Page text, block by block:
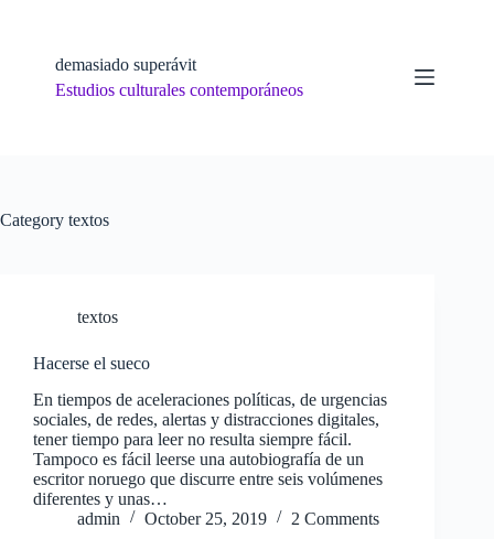
demasiado superávit
Estudios culturales contemporáneos
Category textos
textos
Hacerse el sueco
En tiempos de aceleraciones políticas, de urgencias
sociales, de redes, alertas y distracciones digitales,
tener tiempo para leer no resulta siempre fácil.
Tampoco es fácil leerse una autobiografía de un
escritor noruego que discurre entre seis volúmenes
diferentes y unas…
admin
October 25, 2019 2 Comments